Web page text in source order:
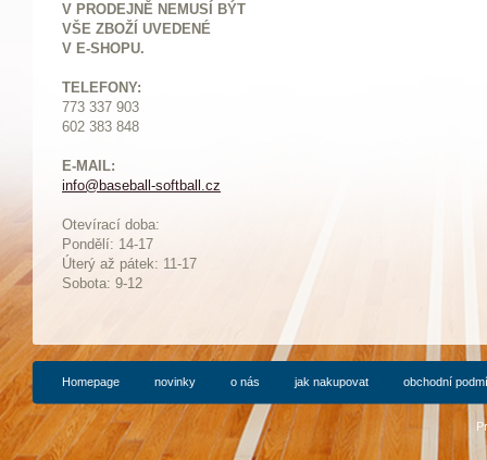
V PRODEJNĚ NEMUSÍ BÝT
VŠE ZBOŽÍ UVEDENÉ
V E-SHOPU.
TELEFONY:
773 337 903
602 383 848
E-MAIL:
info@baseball-softball.cz
Otevírací doba:
Pondělí: 14-17
Úterý až pátek: 11-17
Sobota: 9-12
Homepage novinky o nás jak nakupovat obchodní